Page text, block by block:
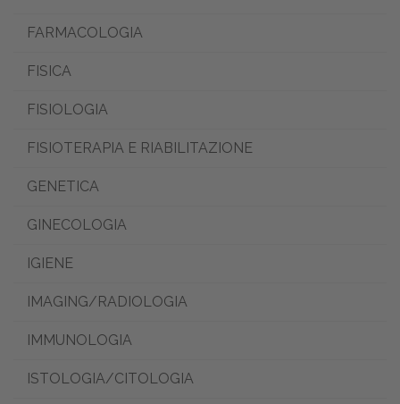
FARMACOLOGIA
FISICA
FISIOLOGIA
FISIOTERAPIA E RIABILITAZIONE
GENETICA
GINECOLOGIA
IGIENE
IMAGING/RADIOLOGIA
IMMUNOLOGIA
ISTOLOGIA/CITOLOGIA